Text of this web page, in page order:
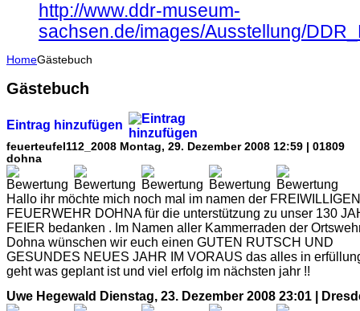
http://www.ddr-museum-
sachsen.de/images/Ausstellung/
HomeGästebuch
Gästebuch
Eintrag hinzufügen
feuerteufel112_2008 Montag, 29. Dezember 2008 12:59 | 01809
dohna
Hallo ihr möchte mich noch mal im namen der FREIWILLIGEN
FEUERWEHR DOHNA für die unterstützung zu unser 130
FEIER bedanken . Im Namen aller Kammerraden der
Dohna wünschen wir euch einen GUTEN RUTSCH UND
GESUNDES NEUES JAHR IM VORAUS das alles in
geht was geplant ist und viel erfolg im nächsten jahr !!
Uwe Hegewald Dienstag, 23. Dezember 2008 23:01 |